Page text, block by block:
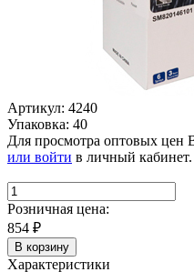
Артикул: 4240
Упаковка: 40
Для просмотра оптовых цен
или войти в личный кабинет.
Розничная цена:
854 ₽
В корзину
Характеристики